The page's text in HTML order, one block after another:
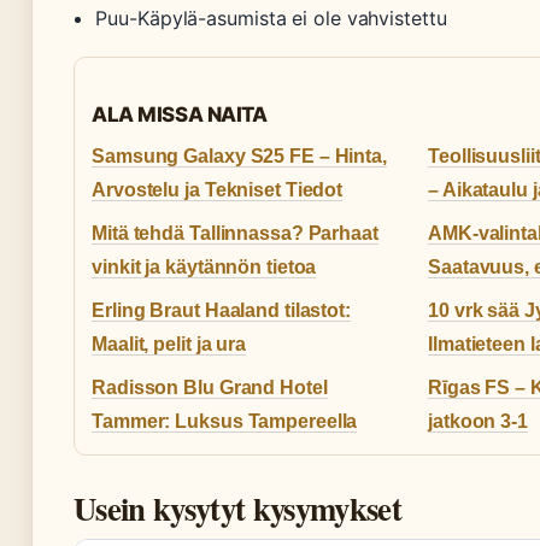
Puu-Käpylä-asumista ei ole vahvistettu
ALA MISSA NAITA
Samsung Galaxy S25 FE – Hinta,
Arvostelu ja Tekniset Tiedot
– Aikataulu
Mitä tehdä Tallinnassa? Parhaat
vinkit ja käytännön tietoa
AMK-
Saatavuus,
Erling Braut Haaland tilastot:
Maalit, pelit ja ura
10 vrk sää
Ilmatieteen
Radisson Blu Grand Hotel
Tammer: Luksus Tampereella
Rīgas FS –
jatkoon 3-1
Usein kysytyt kysymykset